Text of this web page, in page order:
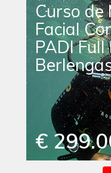
Curso de
Facial
PADI Full
€